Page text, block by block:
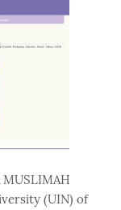
MUSLIMAH
(UIN) of